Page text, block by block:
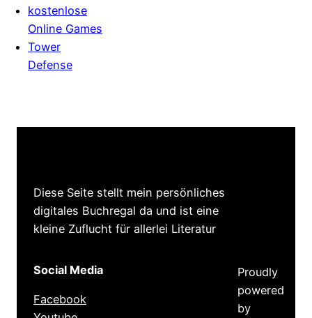
kostenlose
Online Games
Tower
Defense
Diese Seite stellt mein persönliches
digitales Buchregal da und ist eine
kleine Zuflucht für allerlei Literatur
Social Media
Facebook
Proudly
powered
by